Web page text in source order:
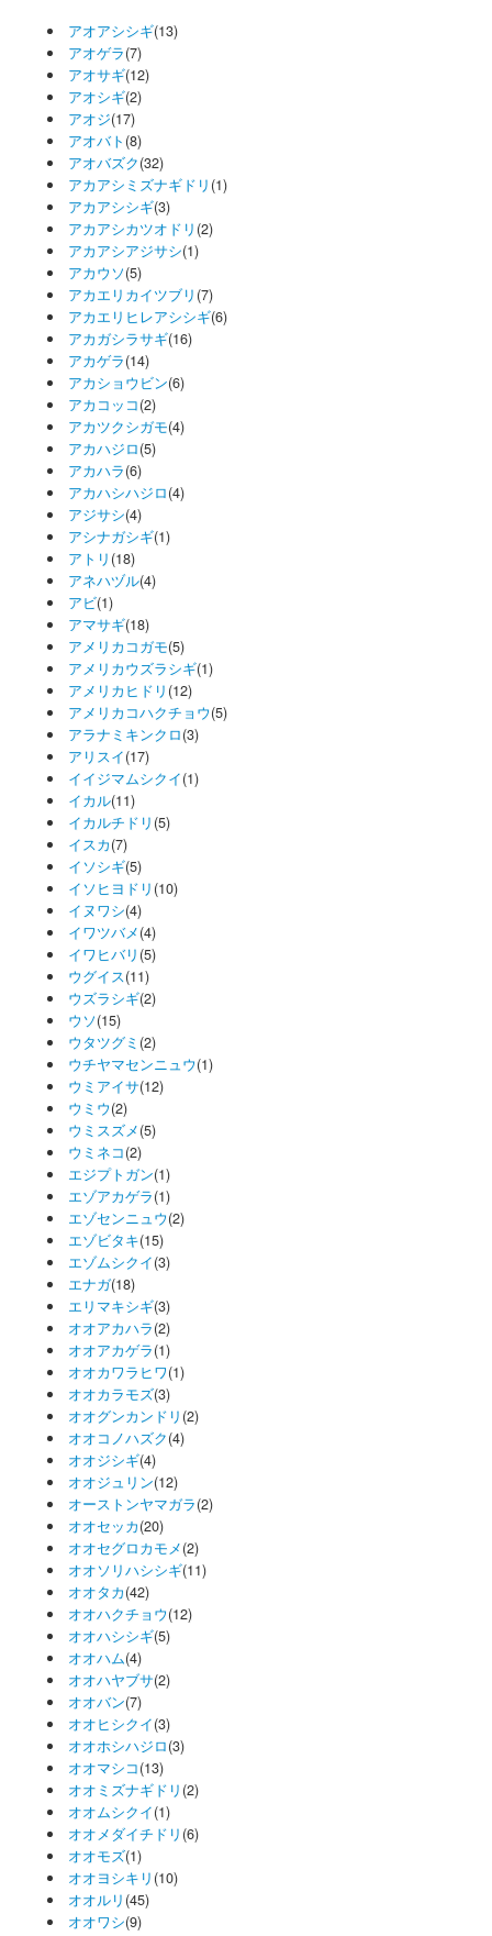
アオアシシギ(13)
アオゲラ(7)
アオサギ(12)
アオシギ(2)
アオジ(17)
アオバト (8)
アオバズク(32)
アカアシミズナギドリ (1)
アカアシシギ(3)
アカアシカツオドリ (2)
アカアシアジサシ(1)
アカウソ(5)
アカエリカイツブリ (7)
アカエリヒレアシシギ(6)
アカガシラサギ(16)
アカゲラ(14)
アカショウビン(6)
アカコッコ(2)
アカツクシガモ(4)
アカハジロ(5)
アカハラ(6)
アカハシハジロ(4)
アジサシ(4)
アシナガシギ(1)
アトリ (18)
アネハヅル(4)
アビ(1)
アマサギ(18)
アメリカコガモ(5)
アメリカウズラシギ(1)
アメリカヒドリ (12)
アメリカコハクチョウ(5)
アラナミキンクロ(3)
アリスイ(17)
イイジマムシクイ(1)
イカル(11)
イカルチドリ (5)
イスカ(7)
イソシギ(5)
イソヒヨドリ (10)
イヌワシ(4)
イワツバメ(4)
イワヒバリ (5)
ウグイス(11)
ウズラシギ(2)
ウソ(15)
ウタツグミ (2)
ウチヤマセンニュウ(1)
ウミアイサ(12)
ウミウ(2)
ウミスズメ(5)
ウミネコ(2)
エジプトガン(1)
エゾアカゲラ(1)
エゾセンニュウ(2)
エゾビタキ(15)
エゾムシクイ(3)
エナガ(18)
エリマキシギ(3)
オオアカハラ(2)
オオアカゲラ(1)
オオカワラヒワ(1)
オオカラモズ(3)
オオグンカンドリ (2)
オオコノハズク(4)
オオジシギ(4)
オオジュリン(12)
オーストンヤマガラ(2)
オオセッカ(20)
オオセグロカモメ(2)
オオソリハシシギ(11)
オオタカ(42)
オオハクチョウ(12)
オオハシシギ(5)
オオハム(4)
オオハヤブサ(2)
オオバン(7)
オオヒシクイ(3)
オオホシハジロ(3)
オオマシコ(13)
オオミズナギドリ (2)
オオムシクイ(1)
オオメダイチドリ (6)
オオモズ(1)
オオヨシキリ (10)
オオルリ (45)
オオワシ(9)